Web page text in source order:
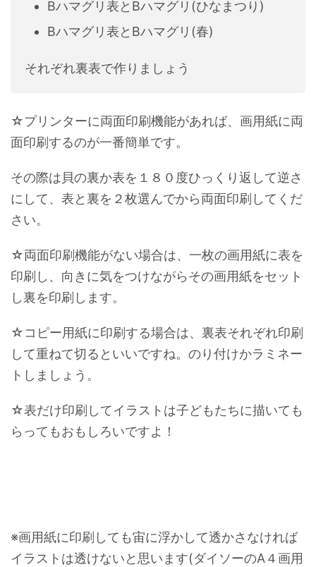
Bハマグリ表とBハマグリ(ひなまつり)
Bハマグリ表とBハマグリ(春)
それぞれ裏表で作りましょう
☆プリンターに両面印刷機能があれば、画用紙に両
面印刷するのが一番簡単です。
その際は貝の裏か表を１８０度ひっくり返して逆さ
にして、表と裏を２枚選んでから両面印刷してくだ
さい。
☆両面印刷機能がない場合は、一枚の画用紙に表を
印刷し、向きに気をつけながらその画用紙をセット
し裏を印刷します。
☆コピー用紙に印刷する場合は、裏表それぞれ印刷
して重ねて切るといいですね。のり付けかラミネー
トしましょう。
☆表だけ印刷してイラストは子どもたちに描いても
らってもおもしろいですよ！
※画用紙に印刷しても宙に浮かして透かさなければ
イラストは透けないと思います(ダイソーのA４画用